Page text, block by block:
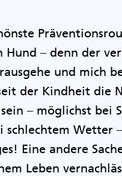
Hund – denn der
und mich
der Kindheit die
– möglichst bei
schlechtem Wetter
Eine andere
Leben